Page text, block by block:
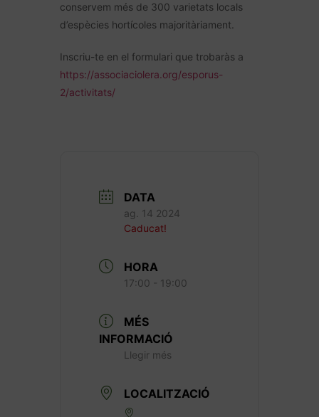
conservem més de 300 varietats locals
d’espècies hortícoles majoritàriament.
Inscriu-te en el formulari que trobaràs a
https://associaciolera.org/esporus-
2/activitats/
DATA
ag. 14 2024
Caducat!
HORA
17:00 - 19:00
MÉS
INFORMACIÓ
Llegir més
LOCALITZACIÓ